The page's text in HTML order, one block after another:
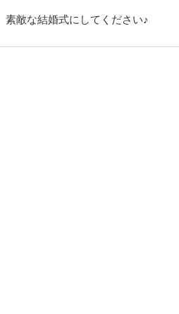
素敵な結婚式にしてください♪